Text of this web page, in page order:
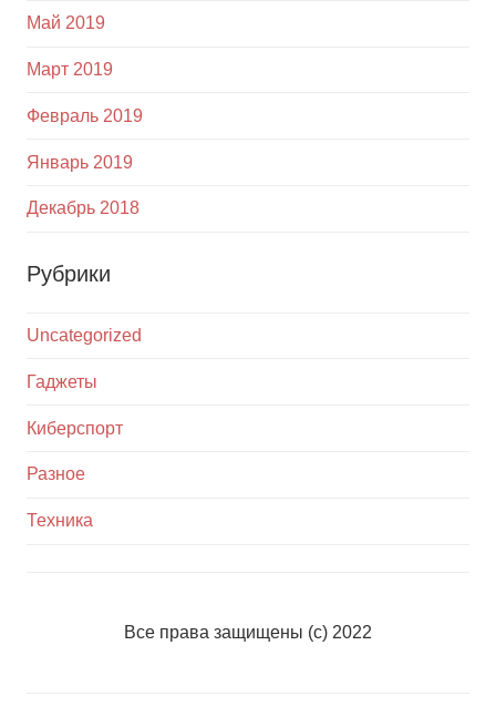
Май 2019
Март 2019
Февраль 2019
Январь 2019
Декабрь 2018
Рубрики
Uncategorized
Гаджеты
Киберспорт
Разное
Техника
Все права защищены (с) 2022